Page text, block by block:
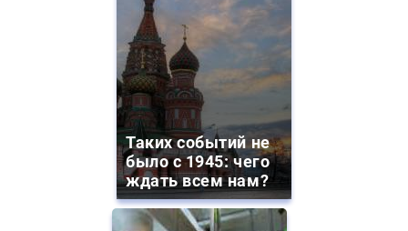
Таких событий не
было с 1945: чего
ждать всем нам?